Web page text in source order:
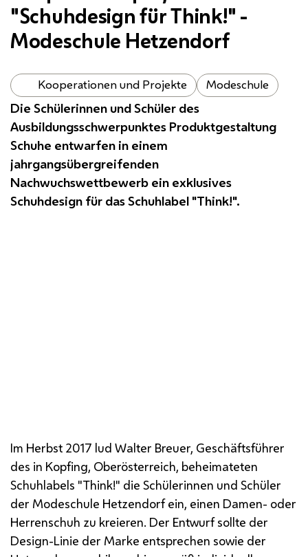
"Schuhdesign für Think!" -
Modeschule Hetzendorf
Kooperationen und Projekte Modeschule
Die Schülerinnen und Schüler des
Ausbildungsschwerpunktes Produktgestaltung
Schuhe entwarfen in einem
jahrgangsübergreifenden
Nachwuchswettbewerb ein exklusives
Schuhdesign für das Schuhlabel "Think!".
Im Herbst 2017 lud Walter Breuer, Geschäftsführer
des in Kopfing, Oberösterreich, beheimateten
Schuhlabels "Think!" die Schülerinnen und Schüler
der Modeschule Hetzendorf ein, einen Damen- oder
Herrenschuh zu kreieren. Der Entwurf sollte der
Design-Linie der Marke entsprechen sowie der